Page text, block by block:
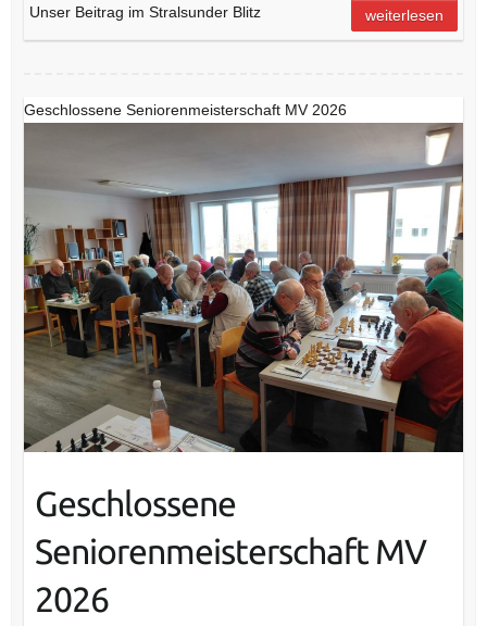
Unser Beitrag im Stralsunder Blitz weiterlesen
Geschlossene Seniorenmeisterschaft MV 2026
Geschlossene
Seniorenmeisterschaft MV
2026